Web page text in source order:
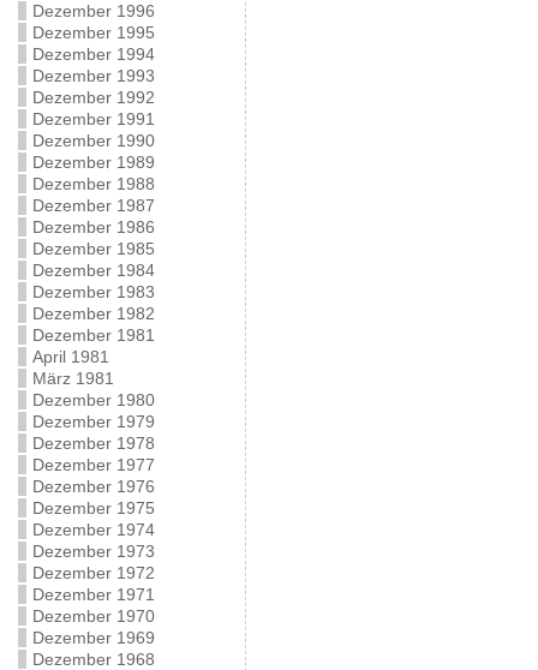
Dezember 1996
Dezember 1995
Dezember 1994
Dezember 1993
Dezember 1992
Dezember 1991
Dezember 1990
Dezember 1989
Dezember 1988
Dezember 1987
Dezember 1986
Dezember 1985
Dezember 1984
Dezember 1983
Dezember 1982
Dezember 1981
April 1981
März 1981
Dezember 1980
Dezember 1979
Dezember 1978
Dezember 1977
Dezember 1976
Dezember 1975
Dezember 1974
Dezember 1973
Dezember 1972
Dezember 1971
Dezember 1970
Dezember 1969
Dezember 1968